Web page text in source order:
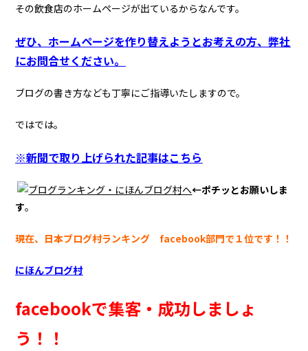
その飲食店のホームページが出ているからなんです。
ぜひ、ホームページを作り替えようとお考えの方、弊社
にお問合せください。
ブログの書き方なども丁寧にご指導いたしますので。
ではでは。
※新聞で取り上げられた記事はこちら
←ポチッとお願いしま
す。
現在、日本ブログ村ランキング facebook部門で１位です！！
にほんブログ村
facebookで集客・成功しましょ
う！！